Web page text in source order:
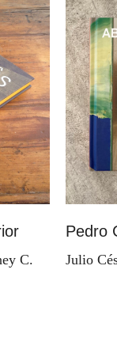
C.
Pedro
Julio